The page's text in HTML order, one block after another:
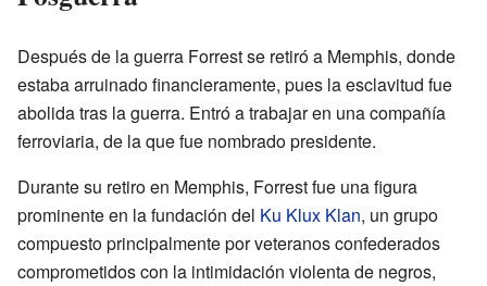
Después de la guerra Forrest se retiró a Memphis, donde
estaba arruinado financieramente, pues la esclavitud fue
abolida tras la guerra. Entró a trabajar en una compañía
ferroviaria, de la que fue nombrado presidente.
Durante su retiro en Memphis, Forrest fue una figura
prominente en la fundación del Ku Klux Klan, un grupo
compuesto principalmente por veteranos confederados
comprometidos con la intimidación violenta de negros,